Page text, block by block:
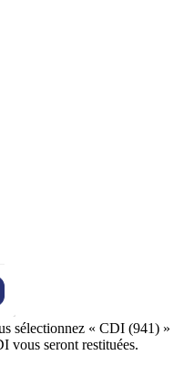
sélectionnez « CDI (941) »
vous seront restituées.